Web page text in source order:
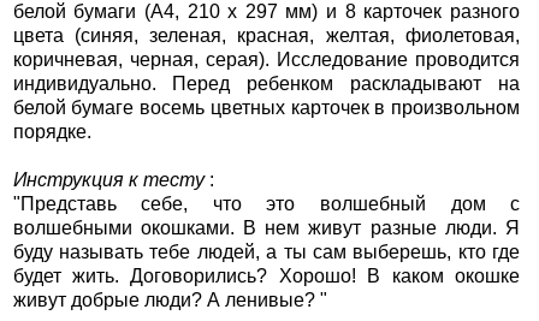
белой бумаги (А4, 210 х 297 мм) и 8 карточек разного
цвета (синяя, зеленая, красная, желтая, фиолетовая,
коричневая, черная, серая). Исследование проводится
индивидуально. Перед ребенком раскладывают на
белой бумаге восемь цветных карточек в произвольном
порядке.
Инструкция к тесту:
"Представь себе, что это волшебный дом с
волшебными окошками. В нем живут разные люди. Я
буду называть тебе людей, а ты сам выберешь, кто где
будет жить. Договорились? Хорошо! В каком окошке
живут добрые люди? А ленивые? "